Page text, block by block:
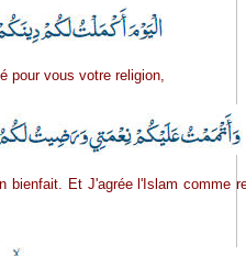
pour vous votre religion,
bienfait. Et J'agrée l'Islam comme